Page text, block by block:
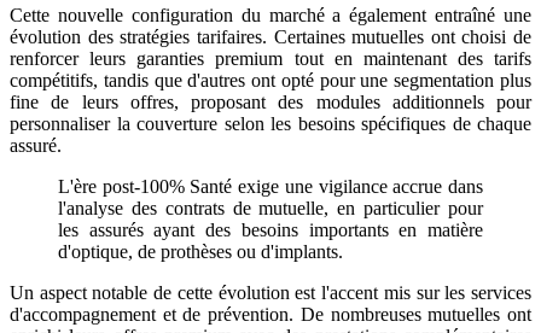
Cette nouvelle configuration du marché a également entraîné une
évolution des stratégies tarifaires. Certaines mutuelles ont choisi de
renforcer leurs garanties premium tout en maintenant des tarifs
compétitifs, tandis que d'autres ont opté pour une segmentation plus
fine de leurs offres, proposant des modules additionnels pour
personnaliser la couverture selon les besoins spécifiques de chaque
assuré.
L'ère post-100% Santé exige une vigilance accrue dans
l'analyse des contrats de mutuelle, en particulier pour
les assurés ayant des besoins importants en matière
d'optique, de prothèses ou d'implants.
Un aspect notable de cette évolution est l'accent mis sur les services
d'accompagnement et de prévention. De nombreuses mutuelles ont